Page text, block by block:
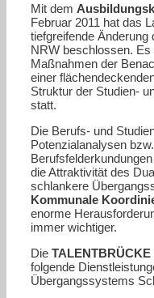
Mit dem
Februar 2011 hat das
tiefgreifende
NRW beschlossen. Es
Maßnahmen der
einer
Struktur der Studien-
statt.
Die Berufs- und
Potenzialanalysen
die Attraktivität des
schlankere
Kommunale
enorme
immer wichtiger.
Die
folgende
Übergangssystems